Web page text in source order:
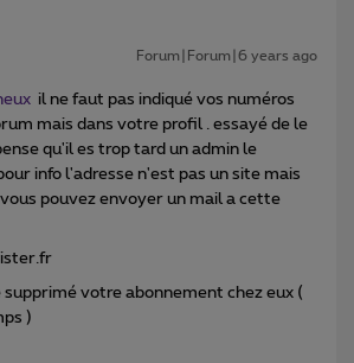
Forum|Forum|6 years ago
il ne faut pas indiqué vos numéros
mais dans votre profil . essayé de le
qu'il es trop tard un admin le
info l'adresse n'est pas un site mais
pouvez envoyer un mail a cette
supprimé votre abonnement chez eux (
)